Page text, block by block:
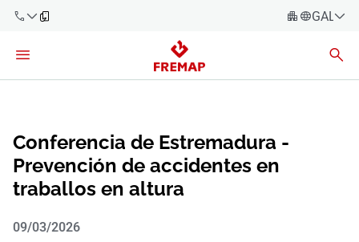
900 61 00
+34 91
919 61 61
Español
Empresas
Conferencia de Estremadura -
Prevención de accidentes en
traballos en altura​
09/03/2026